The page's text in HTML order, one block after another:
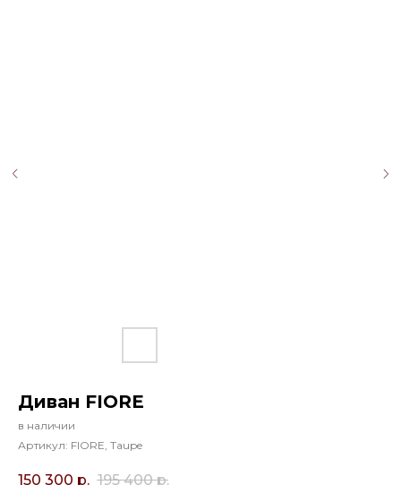
Диван FIORE
в наличии
Артикул: FIORE, Taupe
150 300 р. 195 400 р.